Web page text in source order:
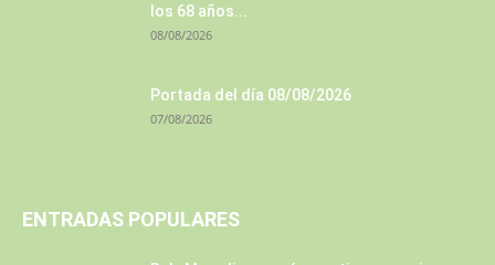
los 68 años...
08/08/2026
Portada del día 08/08/2026
07/08/2026
ENTRADAS POPULARES